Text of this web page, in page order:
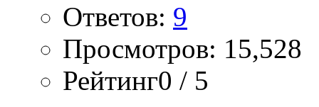
Ответов: 9
Просмотров: 15,528
Рейтинг0 / 5